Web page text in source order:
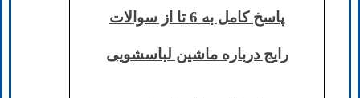
پاسخ کامل به 6 تا از سوالات
رایج درباره ماشین لباسشویی